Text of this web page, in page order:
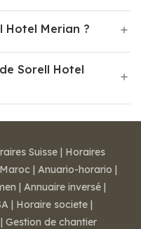
Hotel Merian ?
Sorell Hotel
Suisse | Horaires
| Anuario-horario |
| Annuaire inversé |
| Horaire societe |
| Gestion de chantier